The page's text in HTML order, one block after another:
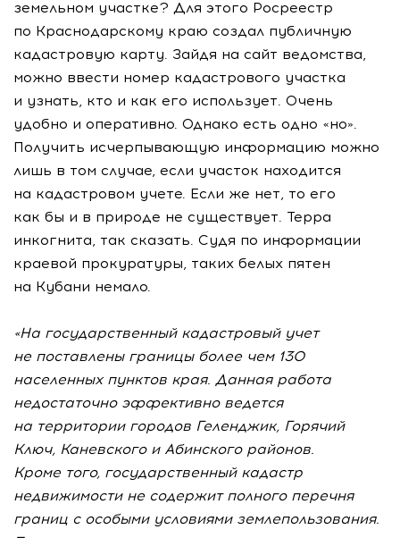
земельном участке? Для этого Росреестр
по Краснодарскому краю создал публичную
кадастровую карту. Зайдя на сайт ведомства,
можно ввести номер кадастрового участка
и узнать, кто и как его использует. Очень
удобно и оперативно. Однако есть одно «но».
Получить исчерпывающую информацию можно
лишь в том случае, если участок находится
на кадастровом учете. Если же нет, то его
как бы и в природе не существует. Терра
инкогнита, так сказать. Судя по информации
краевой прокуратуры, таких белых пятен
на Кубани немало.
«На государственный кадастровый учет
не поставлены границы более чем 130
населенных пунктов края. Данная работа
недостаточно эффективно ведется
на территории городов Геленджик, Горячий
Ключ, Каневского и Абинского районов.
Кроме того, государственный кадастр
недвижимости не содержит полного перечня
границ с особыми условиями землепользования.